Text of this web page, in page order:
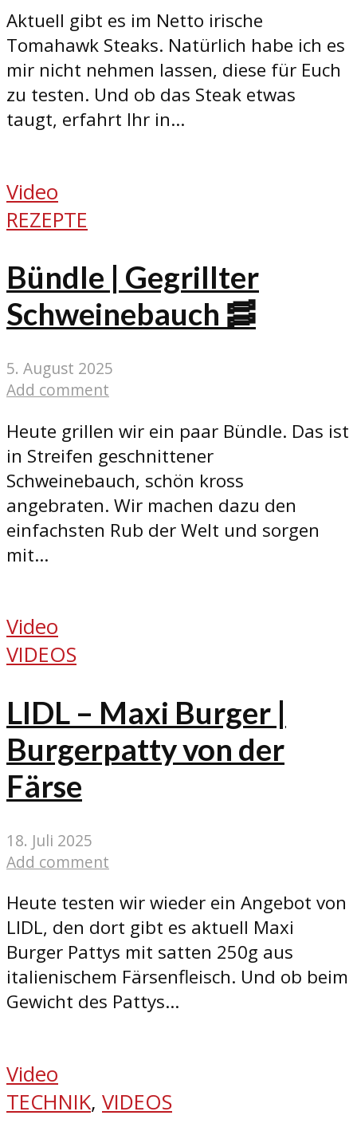
Aktuell gibt es im Netto irische
Tomahawk Steaks. Natürlich habe ich es
mir nicht nehmen lassen, diese für Euch
zu testen. Und ob das Steak etwas
taugt, erfahrt Ihr in...
Video
REZEPTE
Bündle | Gegrillter
Schweinebauch 🥓
5. August 2025
Add comment
Heute grillen wir ein paar Bündle. Das ist
in Streifen geschnittener
Schweinebauch, schön kross
angebraten. Wir machen dazu den
einfachsten Rub der Welt und sorgen
mit...
Video
VIDEOS
LIDL – Maxi Burger |
Burgerpatty von der
Färse
18. Juli 2025
Add comment
Heute testen wir wieder ein Angebot von
LIDL, den dort gibt es aktuell Maxi
Burger Pattys mit satten 250g aus
italienischem Färsenfleisch. Und ob beim
Gewicht des Pattys...
Video
TECHNIK, VIDEOS